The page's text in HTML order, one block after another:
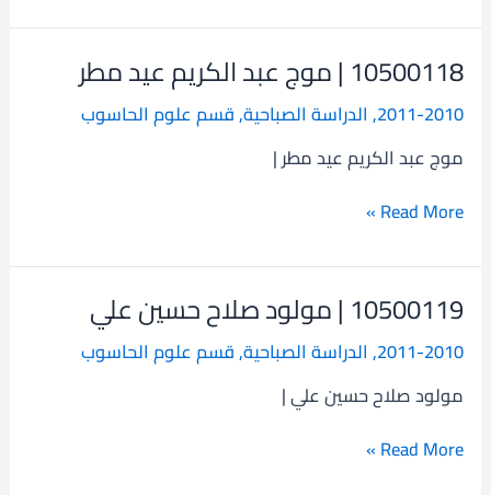
10500118 | موج عبد الكريم عيد مطر
2011-2010
, الدراسة الصباحية,قسم علوم الحاسوب
موج عبد الكريم عيد مطر |
10500118
موج
عبد
الكريم
مطر
Read More »
10500119 | مولود صلاح حسين علي
2011-2010
, الدراسة الصباحية,قسم علوم الحاسوب
مولود صلاح حسين علي |
10500119
مولود
صلاح
حسين
علي
Read More »